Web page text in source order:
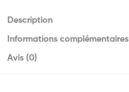
Description
Informations complémentaires
Avis (0)